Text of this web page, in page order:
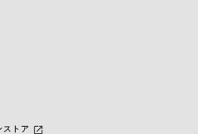
ストア launch